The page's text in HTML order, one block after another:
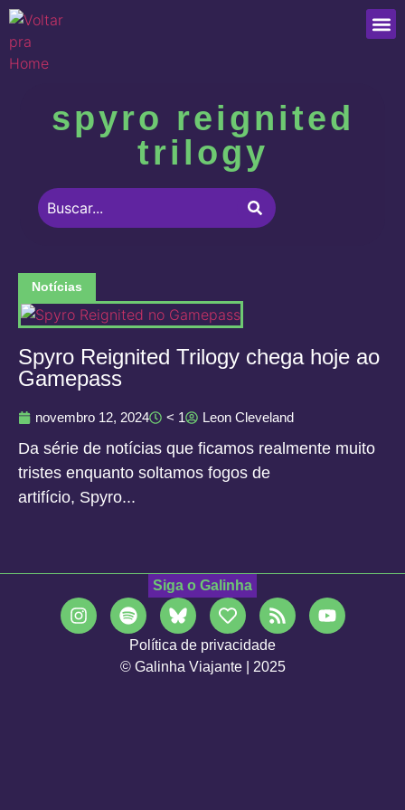
spyro reignited
trilogy
Notícias
Spyro Reignited Trilogy chega hoje ao
Gamepass
novembro 12, 2024 < 1 Leon Cleveland
Da série de notícias que ficamos realmente muito
tristes enquanto soltamos fogos de
artifício, Spyro...
Siga o Galinha
Política de privacidade
© Galinha Viajante | 2025